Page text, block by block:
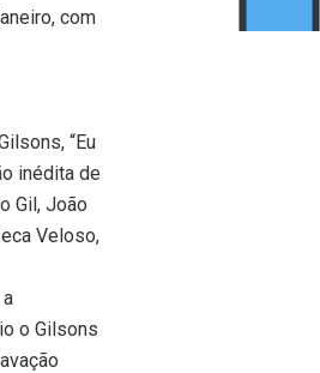
com
“Eu
inédita de
Gil, João
Veloso,
o Gilsons